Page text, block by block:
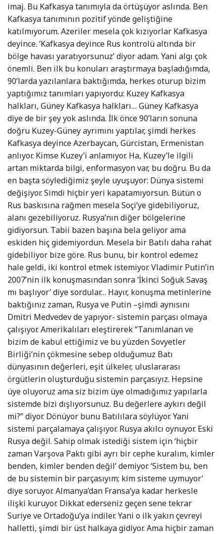
imaj. Bu Kafkasya tanımıyla da örtüşüyor aslında. Ben
Kafkasya tanımının pozitif yönde geliştiğine
katılmıyorum. Azeriler mesela çok kızıyorlar Kafkasya
deyince. ‘Kafkasya deyince Rus kontrolü altında bir
bölge havası yaratıyorsunuz’ diyor adam. Yani algı çok
önemli. Ben ilk bu konuları araştırmaya başladığımda,
90’larda yazılanlara baktığımda, herkes oturup bizim
yaptığımız tanımları yapıyordu: Kuzey Kafkasya
halkları, Güney Kafkasya halkları… Güney Kafkasya
diye de bir şey yok aslında. İlk önce 90’ların sonuna
doğru Kuzey-Güney ayrımını yaptılar, şimdi herkes
Kafkasya deyince Azerbaycan, Gürcistan, Ermenistan
anlıyor. Kimse Kuzey’i anlamıyor. Ha, Kuzey’le ilgili
artan miktarda bilgi, enformasyon var, bu doğru. Bu da
en başta söylediğimiz şeyle uyuşuyor: Dünya sistemi
değişiyor. Simdi hiçbir yeri kapatamıyorsun. Bütün o
Rus baskısına rağmen mesela Soçi’ye gidebiliyoruz,
alanı gezebiliyoruz. Rusya’nın diğer bölgelerine
gidiyorsun. Tabii bazen başına bela geliyor ama
eskiden hiç gidemiyordun. Mesela bir Batılı daha rahat
gidebiliyor bize göre. Rus bunu, bir kontrol edemez
hale geldi, iki kontrol etmek istemiyor. Vladimir Putin’in
2007’nin ilk konuşmasından sonra ‘İkinci Soğuk Savaş
mı başlıyor’ diye sordular… Hayır, konuşma metinlerine
baktığınız zaman, Rusya ve Putin –şimdi aynısını
Dmitri Medvedev de yapıyor- sistemin parçası olmaya
çalışıyor. Amerikalıları eleştirerek “Tanımlanan ve
bizim de kabul ettiğimiz ve bu yüzden Sovyetler
Birliği’nin çökmesine sebep olduğumuz Batı
dünyasının değerleri, eşit ülkeler, uluslararası
örgütlerin oluşturduğu sistemin parçasıyız. Hepsine
üye oluyoruz ama siz bizim üye olmadığımız yapılarla
sistemde bizi dışlıyorsunuz. Bu değerlere aykırı değil
mi?” diyor. Dönüyor bunu Batılılara söylüyor. Yani
sistemi parçalamaya çalışıyor. Rusya akılcı oynuyor. Eski
Rusya değil. Sahip olmak istediği sistem için ‘hiçbir
zaman Varşova Paktı gibi ayrı bir cephe kuralım, kimler
benden, kimler benden değil’ demiyor. ‘Sistem bu, ben
de bu sistemin bir parçasıyım; kim sisteme uymuyor’
diye soruyor. Almanya’dan Fransa’ya kadar herkesle
ilişki kuruyor. Dikkat ederseniz geçen sene tekrar
Suriye ve Ortadoğu’ya indiler. Yani o ilk yakın çevreyi
halletti, şimdi bir üst halkaya gidiyor. Ama hiçbir zaman